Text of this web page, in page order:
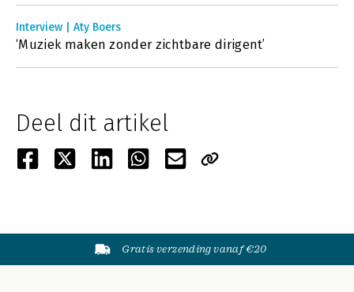
Interview | Aty Boers
‘Muziek maken zonder zichtbare dirigent’
Deel dit artikel
Gratis verzending vanaf €20